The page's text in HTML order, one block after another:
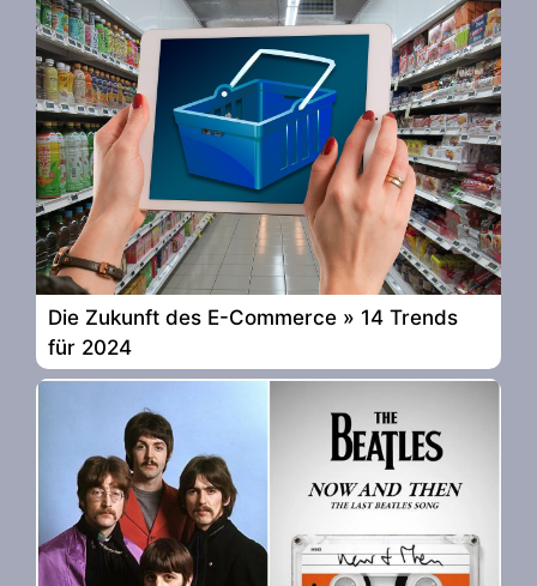
Die Zukunft des E-Commerce » 14 Trends
für 2024